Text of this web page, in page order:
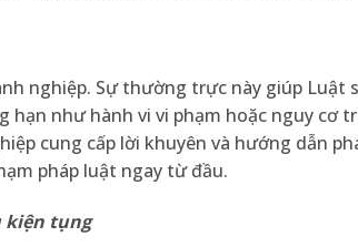
nghiệp. Sự thường trực này giúp Luật
hạn như hành vi vi phạm hoặc nguy cơ
cung cấp lời khuyên và hướng dẫn
pháp luật ngay từ đầu.
kiện tụng